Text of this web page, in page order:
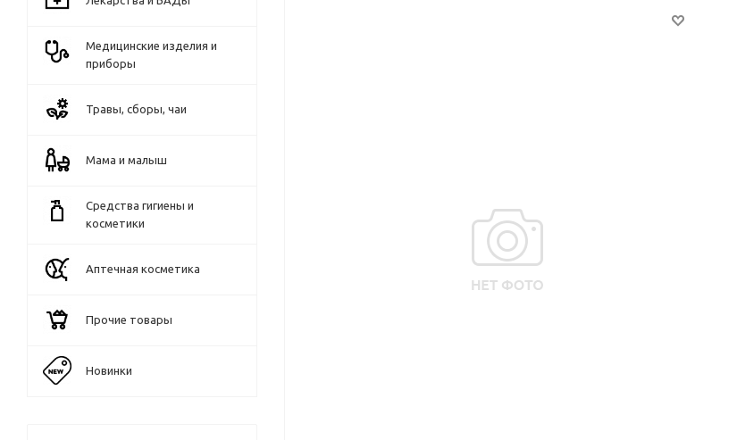
Медицинские изделия и
приборы
Травы, сборы, чаи
Мама и малыш
Средства гигиены и
косметики
Аптечная косметика
Прочие товары
Новинки